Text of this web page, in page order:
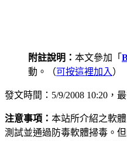
附註說明： 本文參加「
動。（可按這裡加入 ）
發文時間：5/9/2008 10:20，
注意事項： 本站所介紹之軟
測試並通過防毒軟體掃毒。